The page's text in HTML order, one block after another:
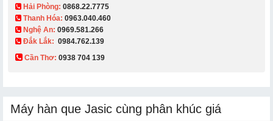
Hải Phòng: 0868.22.7775
Thanh Hóa: 0963.040.460
Nghệ An: 0969.581.266
Đắk Lắk: 0984.762.139
Cần Thơ: 0938 704 139​
Máy hàn que Jasic cùng phân khúc giá